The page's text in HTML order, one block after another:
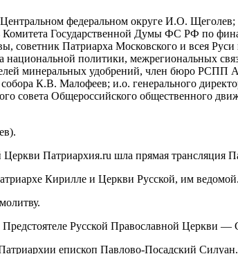
федеральном округе И.О.
Государственной Думы ФС РФ по
Патриарха Московского и всея
национальной политики, межрегиональных
минеральных удобрений, член бюро РСПП
К.В. Малофеев; и.о. генерального
совета Общероссийского общественного
Патриархия.ru шла прямая трансляция
Кирилле и Церкви Русской, им ведомой.
Русской Православной Церкви
епископ Павлово-Посадский Силуан.